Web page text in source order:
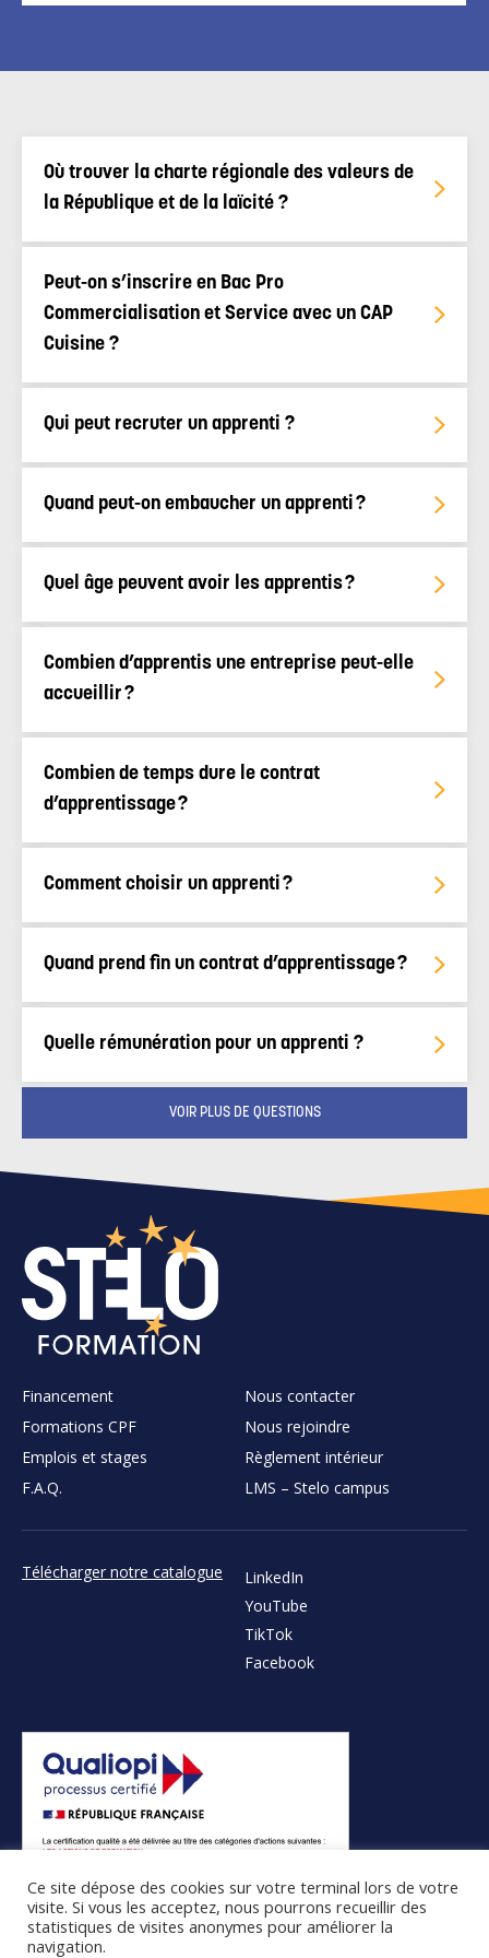
Où trouver la charte régionale des valeurs de
la République et de la laïcité ?
Peut-on s’inscrire en Bac Pro
Commercialisation et Service avec un CAP
Cuisine ?
Qui peut recruter un apprenti ?
Quand peut-on embaucher un apprenti ?
Quel âge peuvent avoir les apprentis ?
Combien d’apprentis une entreprise peut-elle
accueillir ?
Combien de temps dure le contrat
d’apprentissage ?
Comment choisir un apprenti ?
Quand prend fin un contrat d’apprentissage ?
Quelle rémunération pour un apprenti ?
VOIR PLUS DE QUESTIONS
Financement
Formations CPF
Emplois et stages
F.A.Q.
Nous contacter
Nous rejoindre
Règlement intérieur
LMS – Stelo campus
Télécharger notre catalogue
LinkedIn
YouTube
TikTok
Facebook
© 2026 STELO Formation - Tous droits réservés |
Ce site dépose des cookies sur votre terminal lors de votre
visite. Si vous les acceptez, nous pourrons recueillir des
statistiques de visites anonymes pour améliorer la
navigation.